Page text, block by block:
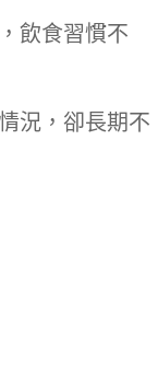
飲食習慣不
況，卻長期不